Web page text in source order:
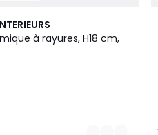
à rayures, H18 cm,